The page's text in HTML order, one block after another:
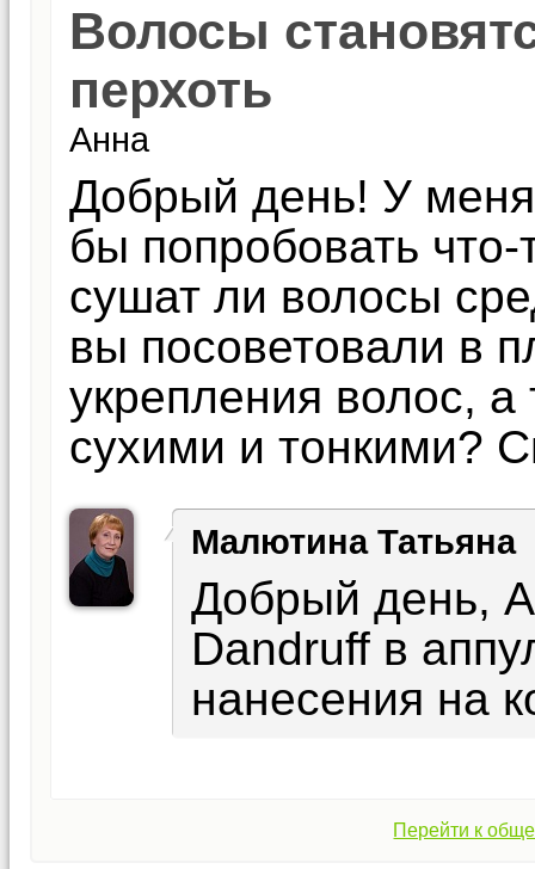
Волосы
перхоть
Анна
Добрый день! У
бы попробовать
сушат ли волосы
вы посоветовали в
укрепления волос, а
сухими и тонкими?
Малютина Татьяна
Добрый день,
Dandruff в
нанесения на
Перейти к